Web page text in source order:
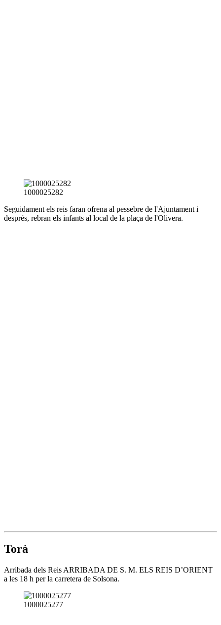
1000025282
Seguidament els reis faran ofrena al pessebre de l'Ajuntament i
després, rebran els infants al local de la plaça de l'Olivera.
Torà
Arribada dels Reis ARRIBADA DE S. M. ELS REIS D’ORIENT
a les 18 h per la carretera de Solsona.
1000025277